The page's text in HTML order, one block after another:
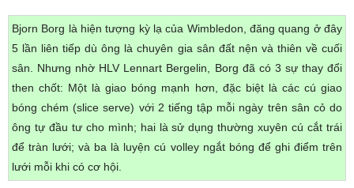
Bjorn Borg là hiện tượng kỳ lạ của Wimbledon, đăng quang ở đây
5 lần liên tiếp dù ông là chuyên gia sân đất nện và thiên về cuối
sân. Nhưng nhờ HLV Lennart Bergelin, Borg đã có 3 sự thay đổi
then chốt: Một là giao bóng mạnh hơn, đặc biệt là các cú giao
bóng chém (slice serve) với 2 tiếng tập mỗi ngày trên sân cỏ do
ông tự đầu tư cho mình; hai là sử dụng thường xuyên cú cắt trái
để tràn lưới; và ba là luyện cú volley ngắt bóng để ghi điểm trên
lưới mỗi khi có cơ hội.